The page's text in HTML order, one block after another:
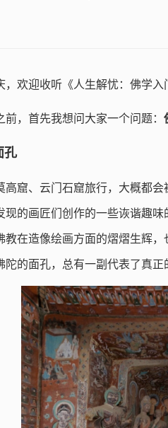
，欢迎收听《人生解忧：佛学入
前，首先我想问大家一个问题：
孔
高窟、云门石窟旅行，大概都
现的画匠们创作的一些诙谐趣
教在造像绘画方面的熠熠生辉
陀的面孔，总有一副代表了真正